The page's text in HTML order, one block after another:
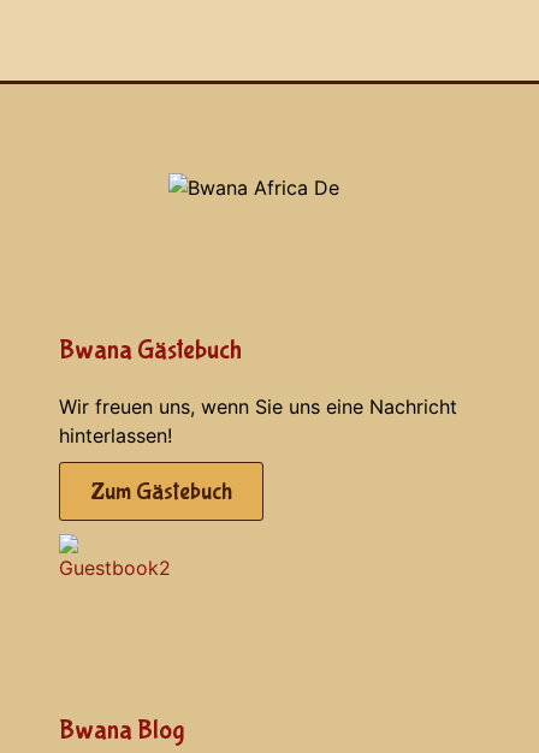
Bwana Gästebuch
Wir freuen uns, wenn Sie uns eine Nachricht
hinterlassen!
Zum Gästebuch
Bwana Blog